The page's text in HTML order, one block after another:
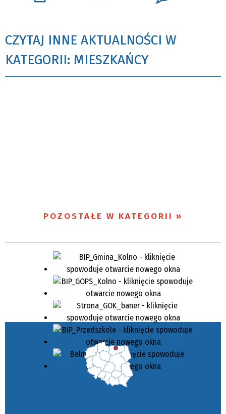
CZYTAJ INNE AKTUALNOŚCI W
KATEGORII: MIESZKAŃCY
POZOSTAŁE W KATEGORII